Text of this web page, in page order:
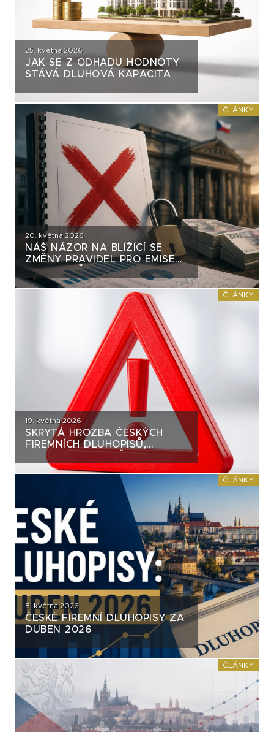
25. května 2026
JAK SE Z ODHADU HODNOTY
STÁVÁ DLUHOVÁ KAPACITA
ČLÁNKY
20. května 2026
NÁŠ NÁZOR NA BLÍŽÍCÍ SE
ZMĚNY PRAVIDEL PRO EMISE
DLUHOPISŮ
ČLÁNKY
19. května 2026
SKRYTÁ HROZBA ČESKÝCH
FIREMNÍCH DLUHOPISŮ,
KTEROU SKORO VŠICHNI
PŘEHLÍŽÍ. A TÝKÁ SE HLAVNĚ
TĚCH „HEZČÍCH“ PAPÍRŮ
ČLÁNKY
8. května 2026
ČESKÉ FIREMNÍ DLUHOPISY ZA
DUBEN 2026
ČLÁNKY